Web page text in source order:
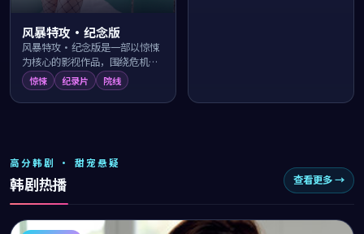
风暴特攻·纪念版
风暴特攻·纪念版是一部以惊悚
为核心的影视作品，围绕危机、
反转与人物成长展开，整体节奏
紧凑，值得推荐观看。
惊悚 纪录片 院线
高分韩剧 · 甜宠悬疑
韩剧热播 查看更多 →